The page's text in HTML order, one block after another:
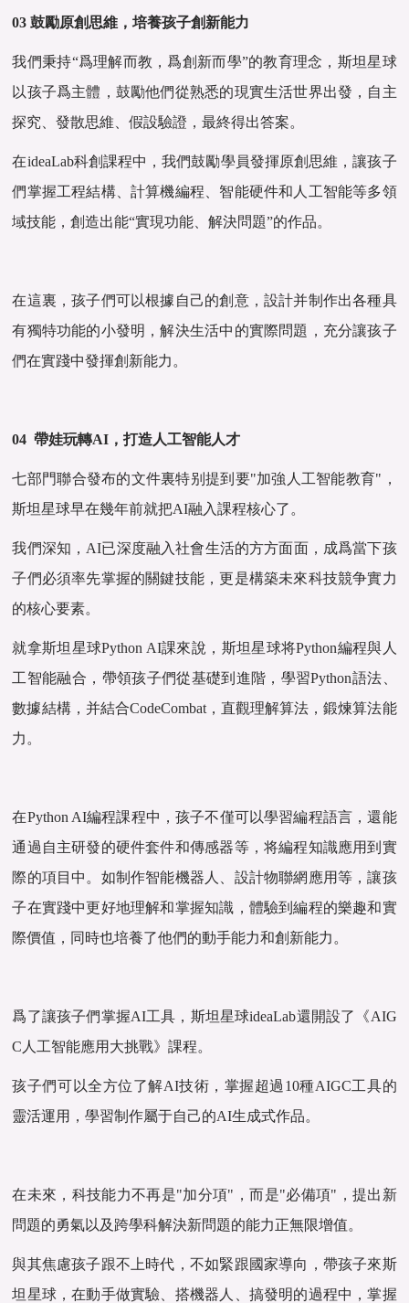
03 鼓勵原創思維，培養孩子創新能力
我們秉持“爲理解而教，爲創新而學”的教育理念，斯坦星球
以孩子爲主體，鼓勵他們從熟悉的現實生活世界出發，自主
探究、發散思維、假設驗證，最終得出答案。
在ideaLab科創課程中，我們鼓勵學員發揮原創思維，讓孩子
們掌握工程結構、計算機編程、智能硬件和人工智能等多領
域技能，創造出能“實現功能、解決問題”的作品。
在這裏，孩子們可以根據自己的創意，設計并制作出各種具
有獨特功能的小發明，解決生活中的實際問題，充分讓孩子
們在實踐中發揮創新能力。
04 帶娃玩轉AI，打造人工智能人才
七部門聯合發布的文件裏特别提到要"加強人工智能教育"，
斯坦星球早在幾年前就把AI融入課程核心了。
我們深知，AI已深度融入社會生活的方方面面，成爲當下孩
子們必須率先掌握的關鍵技能，更是構築未來科技競争實力
的核心要素。
就拿斯坦星球Python AI課來說，斯坦星球将Python編程與人
工智能融合，帶領孩子們從基礎到進階，學習Python語法、
數據結構，并結合CodeCombat，直觀理解算法，鍛煉算法能
力。
在Python AI編程課程中，孩子不僅可以學習編程語言，還能
通過自主研發的硬件套件和傳感器等，将編程知識應用到實
際的項目中。如制作智能機器人、設計物聯網應用等，讓孩
子在實踐中更好地理解和掌握知識，體驗到編程的樂趣和實
際價值，同時也培養了他們的動手能力和創新能力。
爲了讓孩子們掌握AI工具，斯坦星球ideaLab還開設了《AIG
C人工智能應用大挑戰》課程。
孩子們可以全方位了解AI技術，掌握超過10種AIGC工具的
靈活運用，學習制作屬于自己的AI生成式作品。
在未來，科技能力不再是"加分項"，而是"必備項"，提出新
問題的勇氣以及跨學科解決新問題的能力正無限增值。
與其焦慮孩子跟不上時代，不如緊跟國家導向，帶孩子來斯
坦星球，在動手做實驗、搭機器人、搞發明的過程中，掌握